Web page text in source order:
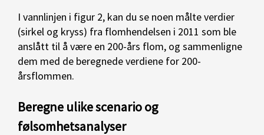
I vannlinjen i figur 2, kan du se noen målte verdier
(sirkel og kryss) fra flomhendelsen i 2011 som ble
anslått til å være en 200-års flom, og sammenligne
dem med de beregnede verdiene for 200-
årsflommen.
Beregne ulike scenario og
følsomhetsanalyser